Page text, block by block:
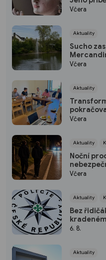
Včera
Aktuality
Sucho
rybníka
Včera
Aktuality
Včera
Aktuality
Noční
mladíky
Včera
Aktuality
Bez
6. 8.
Aktuality